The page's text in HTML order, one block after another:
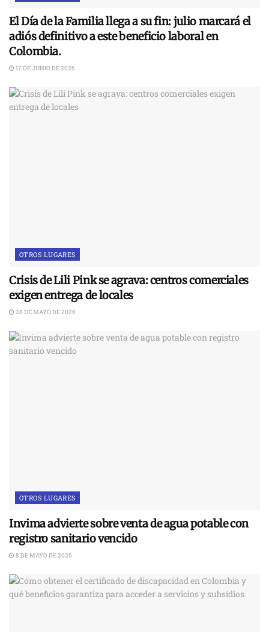
El Día de la Familia llega a su fin: julio marcará el
adiós definitivo a este beneficio laboral en
Colombia.
17 DE JUNIO DE 2026
OTROS LUGARES
Crisis de Lili Pink se agrava: centros comerciales
exigen entrega de locales
28 DE MAYO DE 2026
OTROS LUGARES
Invima advierte sobre venta de agua potable con
registro sanitario vencido
8 DE MAYO DE 2026